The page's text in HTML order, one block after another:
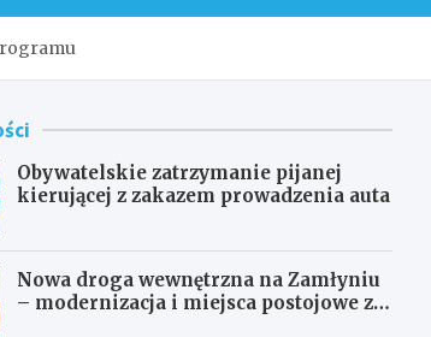
Obywatelskie zatrzymanie pijanej
kierującej z zakazem prowadzenia auta
Nowa droga wewnętrzna na Zamłyniu
– modernizacja i miejsca postojowe za